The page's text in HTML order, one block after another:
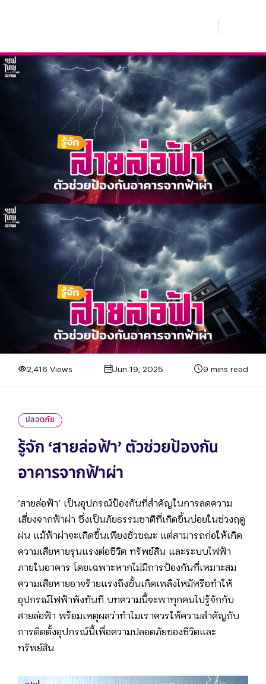
2,416 Views Jun 19, 2025 9 mins read
ปลอดภัย
รู้จัก ‘สายล่อฟ้า’ ตัวช่วยป้องกัน
อาคารจากฟ้าผ่า
‘สายล่อฟ้า’ เป็นอุปกรณ์ป้องกันที่สำคัญในการลดความ
เสี่ยงจากฟ้าผ่า ซึ่งเป็นภัยธรรมชาติที่เกิดขึ้นบ่อยในช่วงฤดู
ฝน แม้ฟ้าผ่าจะเกิดขึ้นเพียงชั่วขณะ แต่สามารถก่อให้เกิด
ความเสียหายรุนแรงต่อชีวิต ทรัพย์สิน และระบบไฟฟ้า
ภายในอาคาร โดยเฉพาะหากไม่มีการป้องกันที่เหมาะสม
ความเสียหายอาจร้ายแรงถึงขั้นเกิดเพลิงไหม้หรือทำให้
อุปกรณ์ไฟฟ้าพังทันที บทความนี้จะพาทุกคนไปรู้จักกับ
สายล่อฟ้า พร้อมเหตุผลว่าทำไมเราควรให้ความสำคัญกับ
การติดตั้งอุปกรณ์นี้เพื่อความปลอดภัยของชีวิตและ
ทรัพย์สิน